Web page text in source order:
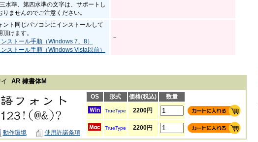
水準、第四水準の文字は、サポートし
ませんのでご注意ください。
ント同じパソコンにインストールして
頂けます。
ンストール手順（Windows 7、8）
ンストール手順（Windows Vista以前）
－
AR 隷書体M
OS 形式 価格(税込) 数量
TrueType 2200円
TrueType 2200円
動作環境 使用許諾条項